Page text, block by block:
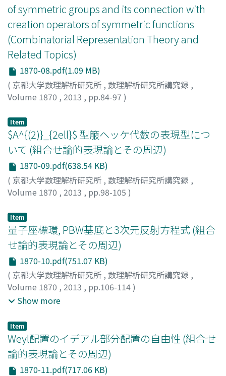
of symmetric groups and its connection with
creation operators of symmetric functions
(Combinatorial Representation Theory and
Related Topics)
1870-08.pdf(1.09 MB)
( 京都大学数理解析研究所 , 数理解析研究所講究録 ,
Volume 1870 , 2013 , pp.84-97 )
Item
$A^{(2)}_{2ell}$ 型箙ヘッケ代数の表現型につ
いて (組合せ論的表現論とその周辺)
1870-09.pdf(638.54 KB)
( 京都大学数理解析研究所 , 数理解析研究所講究録 ,
Volume 1870 , 2013 , pp.98-105 )
Item
量子座標環, PBW基底と3次元反射方程式 (組合
せ論的表現論とその周辺)
1870-10.pdf(751.07 KB)
( 京都大学数理解析研究所 , 数理解析研究所講究録 ,
Volume 1870 , 2013 , pp.106-114)
国場, 敦夫;尾角, 正人
ト;ヤマダ, ヤスヒコ
Show more
Item
Weyl配置のイデアル部分配置の自由性 (組合せ
論的表現論とその周辺)
1870-11.pdf(717.06 KB)